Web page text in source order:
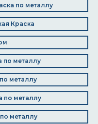
по металлу
Краска
по металлу
металлу
по металлу
металлу